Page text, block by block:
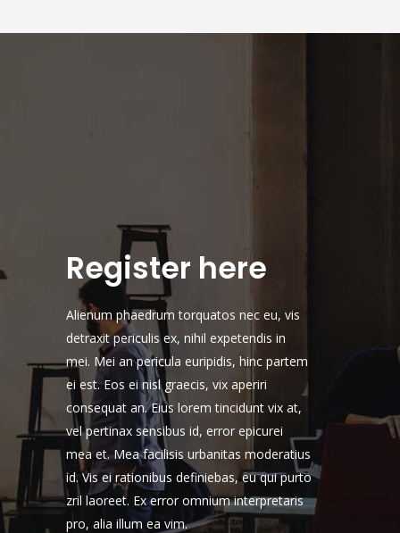
Register here
Alienum phaedrum torquatos nec eu, vis
detraxit periculis ex, nihil expetendis in
mei. Mei an pericula euripidis, hinc partem
ei est. Eos ei nisl graecis, vix aperiri
consequat an. Eius lorem tincidunt vix at,
vel pertinax sensibus id, error epicurei
mea et. Mea facilisis urbanitas moderatius
id. Vis ei rationibus definiebas, eu qui purto
zril laoreet. Ex error omnium interpretaris
pro, alia illum ea vim.